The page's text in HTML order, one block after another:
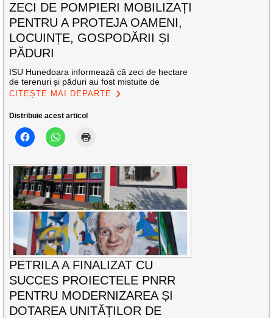
ZECI DE POMPIERI MOBILIZAȚI
PENTRU A PROTEJA OAMENI,
LOCUINȚE, GOSPODĂRII ȘI
PĂDURI
ISU Hunedoara informează că zeci de hectare
de terenuri și păduri au fost mistuite de
CITEȘTE MAI DEPARTE
Distribuie acest articol
PETRILA A FINALIZAT CU
SUCCES PROIECTELE PNRR
PENTRU MODERNIZAREA ȘI
DOTAREA UNITĂȚILOR DE